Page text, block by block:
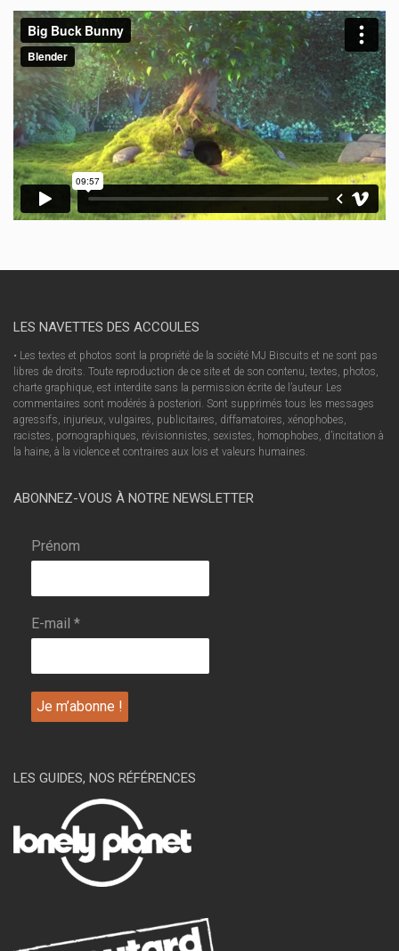
LES NAVETTES DES ACCOULES
• Les textes et photos sont la propriété de la société MJ Biscuits et ne sont pas
libres de droits. Toute reproduction de ce site et de son contenu, textes, photos,
charte graphique, est interdite sans la permission écrite de l’auteur. Les
commentaires sont modérés à posteriori. Sont supprimés tous les messages
agressifs, injurieux, vulgaires, publicitaires, diffamatoires, xénophobes,
racistes, pornographiques, révisionnistes, sexistes, homophobes, d’incitation à
la haine, à la violence et contraires aux lois et valeurs humaines.
ABONNEZ-VOUS À NOTRE NEWSLETTER
Prénom
E-mail *
LES GUIDES, NOS RÉFÉRENCES